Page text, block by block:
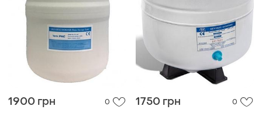
1900 грн 0 1750 грн 0